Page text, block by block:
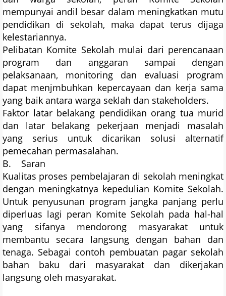
mempunyai andil besar dalam meningkatkan mutu
pendidikan di sekolah, maka dapat terus dijaga
kelestariannya.
Pelibatan Komite Sekolah mulai dari perencanaan
program dan anggaran sampai dengan
pelaksanaan, monitoring dan evaluasi program
dapat menjmbuhkan kepercayaan dan kerja sama
yang baik antara warga seklah dan stakeholders.
Faktor latar belakang pendidikan orang tua murid
dan latar belakang pekerjaan menjadi masalah
yang serius untuk dicarikan solusi alternatif
pemecahan permasalahan.
B. Saran
Kualitas proses pembelajaran di sekolah meningkat
dengan meningkatnya kepedulian Komite Sekolah.
Untuk penyusunan program jangka panjang perlu
diperluas lagi peran Komite Sekolah pada hal-hal
yang sifanya mendorong masyarakat untuk
membantu secara langsung dengan bahan dan
tenaga. Sebagai contoh pembuatan pagar sekolah
bahan baku dari masyarakat dan dikerjakan
langsung oleh masyarakat.